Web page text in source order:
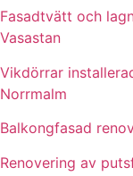
Fasadtvätt och
Vasastan
Vikdörrar
Norrmalm
Balkongfasad
Renovering av